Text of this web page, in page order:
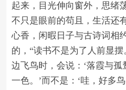
起来，目光伸向窗外，思绪
不只是眼前的苟且，生活还
心香，闲暇日子与古诗词相
的，“读书不是为了人前显
边飞鸟时，会说：‘落霞与
一色。’而不是：‘哇，好多